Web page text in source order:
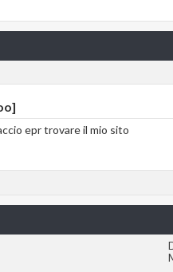
epr trovare il mio sito